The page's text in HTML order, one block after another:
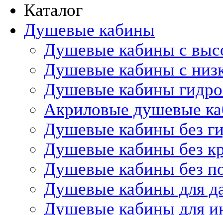
Каталог
Душевые кабины
Душевые кабины с
Душевые кабины с
Душевые кабины
Акриловые душевые
Душевые кабины без
Душевые кабины без
Душевые кабины без
Душевые кабины для
Душевые кабины для